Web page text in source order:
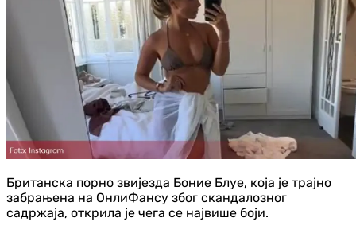
Британска порно звијезда Боние Блуе, која је трајно
забрањена на ОнлиФансу због скандалозног
садржаја, открила је чега се највише боји.